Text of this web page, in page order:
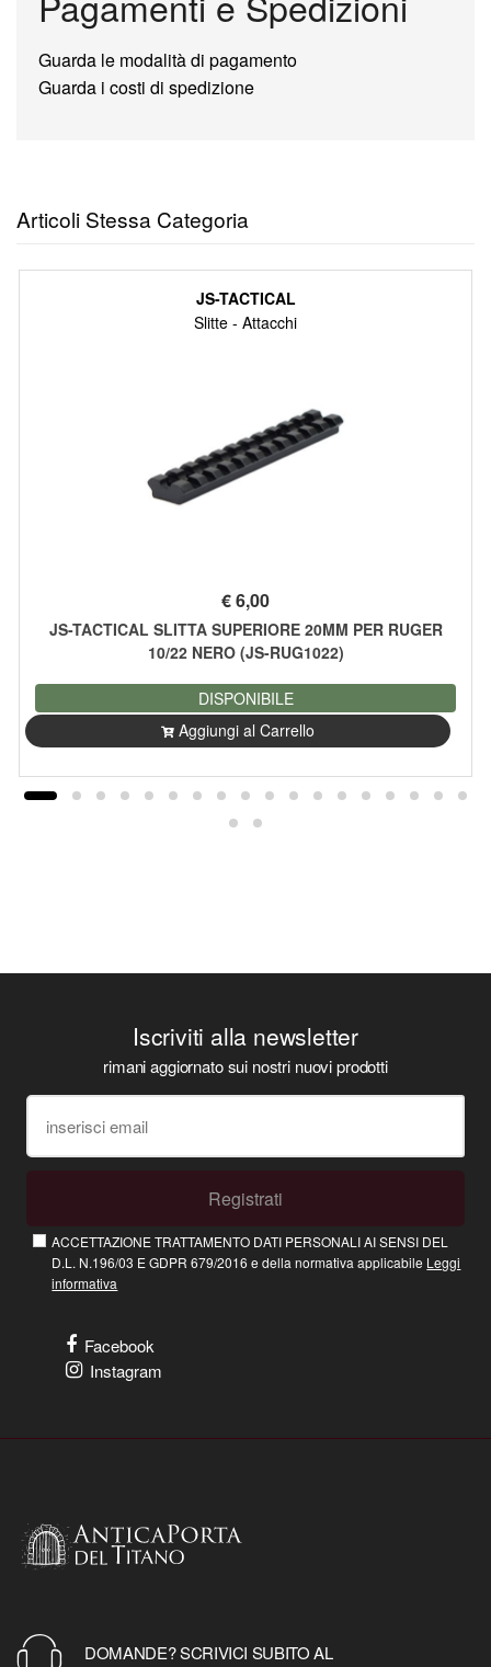
Guarda le modalità di pagamento
Guarda i costi di spedizione
Articoli Stessa Categoria
JS-TACTICAL
Slitte - Attacchi
€6,00
JS-TACTICAL SLITTA SUPERIORE 20MM PER RUGER
10/22 NERO (JS-RUG1022)
DISPONIBILE
Aggiungi al Carrello
Iscriviti alla newsletter
rimani aggiornato sui nostri nuovi prodotti
Registrati
ACCETTAZIONE TRATTAMENTO DATI PERSONALI AI SENSI DEL
D.L. N.196/03 E GDPR 679/2016 e della normativa applicabile Leggi
informativa
Facebook
Instagram
DOMANDE? SCRIVICI SUBITO AL